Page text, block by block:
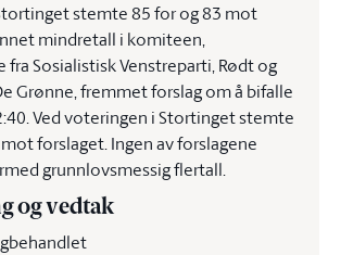
stemte 85 for og 83 mot
mindretall i komiteen,
Sosialistisk Venstreparti, Rødt og
Grønne, fremmet forslag om å bifalle
Ved voteringen i Stortinget stemte
forslaget. Ingen av forslagene
grunnlovsmessig flertall.
og vedtak